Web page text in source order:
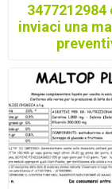
Padano
3477212984
inviaci una